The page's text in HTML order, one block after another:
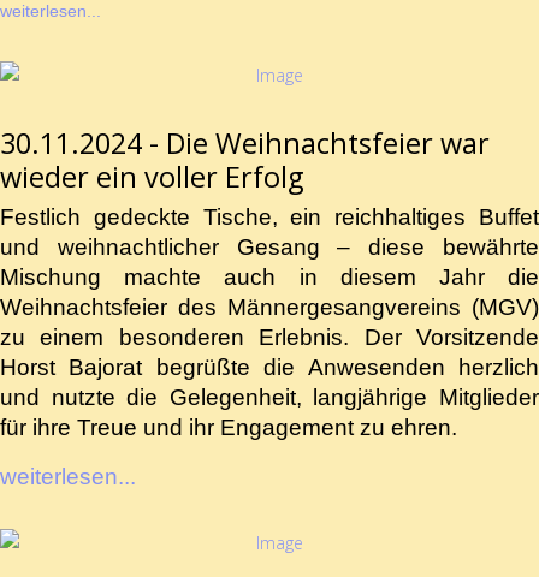
weiterlesen...
30.11.2024 - Die Weihnachtsfeier war
wieder ein voller Erfolg
Festlich gedeckte Tische, ein reichhaltiges Buffet
und weihnachtlicher Gesang – diese bewährte
Mischung machte auch in diesem Jahr die
Weihnachtsfeier des Männergesangvereins (MGV)
zu einem besonderen Erlebnis. Der Vorsitzende
Horst Bajorat begrüßte die Anwesenden herzlich
und nutzte die Gelegenheit, langjährige Mitglieder
für ihre Treue und ihr Engagement zu ehren.
weiterlesen...